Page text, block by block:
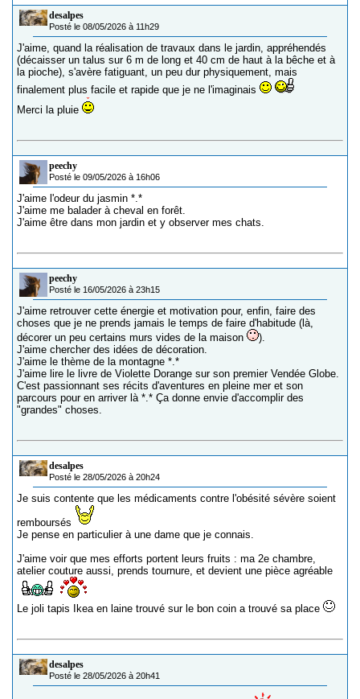
desalpes
Posté le 08/05/2026 à 11h29
J'aime, quand la réalisation de travaux dans le jardin, appréhendés
(décaisser un talus sur 6 m de long et 40 cm de haut à la bêche et à
la pioche), s'avère fatiguant, un peu dur physiquement, mais
finalement plus facile et rapide que je ne l'imaginais
Merci la pluie
peechy
Posté le 09/05/2026 à 16h06
J'aime l'odeur du jasmin *.*
J'aime me balader à cheval en forêt.
J'aime être dans mon jardin et y observer mes chats.
peechy
Posté le 16/05/2026 à 23h15
J'aime retrouver cette énergie et motivation pour, enfin, faire des
choses que je ne prends jamais le temps de faire d'habitude (là,
décorer un peu certains murs vides de la maison
).
J'aime chercher des idées de décoration.
J'aime le thème de la montagne *.*
J'aime lire le livre de Violette Dorange sur son premier Vendée Globe.
C'est passionnant ses récits d'aventures en pleine mer et son
parcours pour en arriver là *.* Ça donne envie d'accomplir des
"grandes" choses.
desalpes
Posté le 28/05/2026 à 20h24
Je suis contente que les médicaments contre l'obésité sévère soient
remboursés
Je pense en particulier à une dame que je connais.
J'aime voir que mes efforts portent leurs fruits : ma 2e chambre,
atelier couture aussi, prends tournure, et devient une pièce agréable
Le joli tapis Ikea en laine trouvé sur le bon coin a trouvé sa place
desalpes
Posté le 28/05/2026 à 20h41